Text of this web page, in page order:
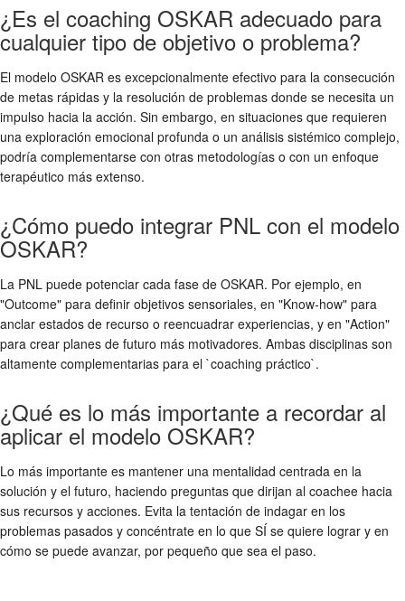
¿Es el coaching OSKAR adecuado para
cualquier tipo de objetivo o problema?
El modelo OSKAR es excepcionalmente efectivo para la consecución
de metas rápidas y la resolución de problemas donde se necesita un
impulso hacia la acción. Sin embargo, en situaciones que requieren
una exploración emocional profunda o un análisis sistémico complejo,
podría complementarse con otras metodologías o con un enfoque
terapéutico más extenso.
¿Cómo puedo integrar PNL con el modelo
OSKAR?
La PNL puede potenciar cada fase de OSKAR. Por ejemplo, en
"Outcome" para definir objetivos sensoriales, en "Know-how" para
anclar estados de recurso o reencuadrar experiencias, y en "Action"
para crear planes de futuro más motivadores. Ambas disciplinas son
altamente complementarias para el `coaching práctico`.
¿Qué es lo más importante a recordar al
aplicar el modelo OSKAR?
Lo más importante es mantener una mentalidad centrada en la
solución y el futuro, haciendo preguntas que dirijan al coachee hacia
sus recursos y acciones. Evita la tentación de indagar en los
problemas pasados y concéntrate en lo que SÍ se quiere lograr y en
cómo se puede avanzar, por pequeño que sea el paso.